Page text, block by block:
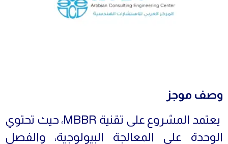
وصف موجز
يعتمد المشروع على تقنية MBBR، حيث تحتوي
الوحدة على المعالجة البيولوجية، والفصل